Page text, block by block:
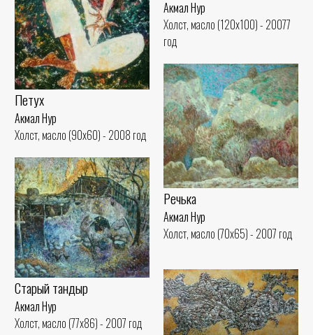
Акмал Нур
Холст, масло (120x100) - 20077
год
Петух
Акмал Нур
Холст, масло (90x60) - 2008 год
Речька
Акмал Нур
Холст, масло (70x65) - 2007 год
Старый тандыр
Акмал Нур
Холст, масло (77x86) - 2007 год